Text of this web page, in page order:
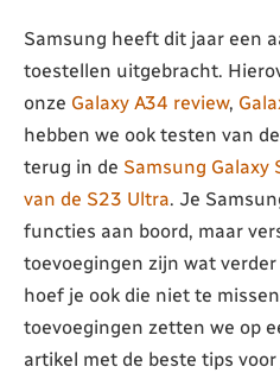
Samsung heeft dit jaar een
toestellen uitgebracht.
onze Galaxy A34 review,
hebben we ook testen van
terug in de Samsung Galaxy
van de S23 Ultra. Je
functies aan boord, maar
toevoegingen zijn wat
hoef je ook die niet te
toevoegingen zetten we op
artikel met de beste tips voor